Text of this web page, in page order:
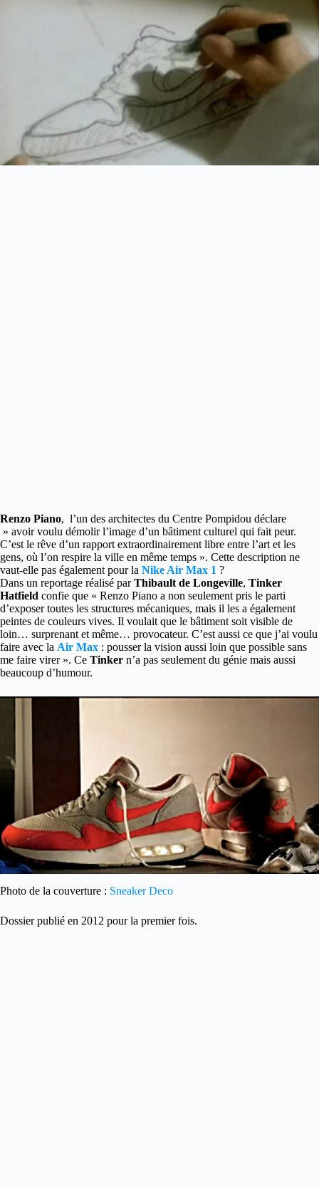
Renzo Piano, l’un des architectes du Centre Pompidou déclare
» avoir voulu démolir l’image d’un bâtiment culturel qui fait peur.
C’est le rêve d’un rapport extraordinairement libre entre l’art et les
gens, où l’on respire la ville en même temps ». Cette description ne
vaut-elle pas également pour la Nike Air Max 1 ?
Dans un reportage réalisé parThibault de Longeville, Tinker
Hatfield confie que « Renzo Piano a non seulement pris le parti
d’exposer toutes les structures mécaniques, mais il les a également
peintes de couleurs vives. Il voulait que le bâtiment soit visible de
loin… surprenant et même… provocateur. C’est aussi ce que j’ai voulu
faire avec la Air Max : pousser la vision aussi loin que possible sans
me faire virer ». Ce Tinker n’a pas seulement du génie mais aussi
beaucoup d’humour.
Photo de la couverture : Sneaker Deco
Dossier publié en 2012 pour la premier fois.